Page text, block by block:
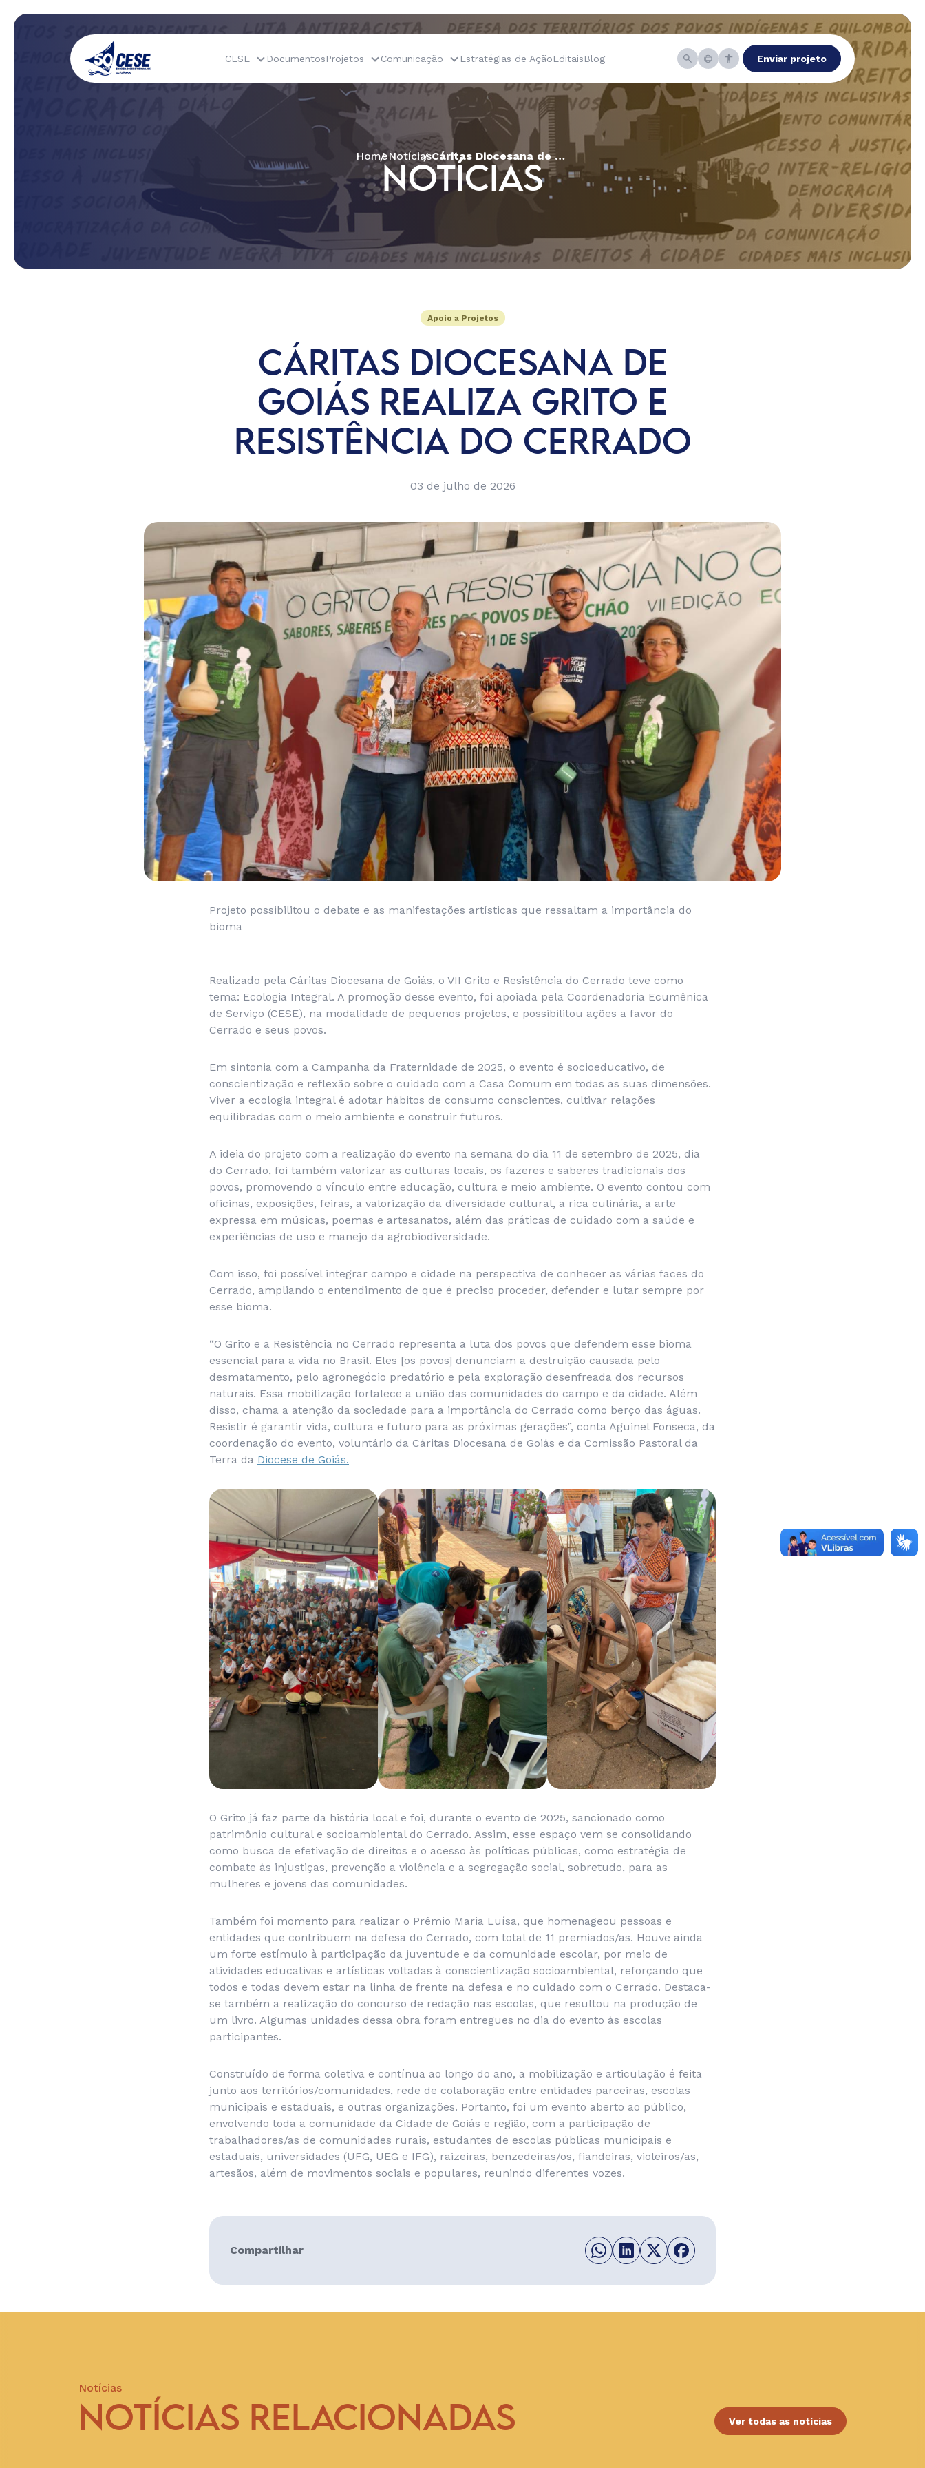
CESE DocumentosProjetos Comunicação Estratégias de AçãoEditaisBlog Enviar projeto
HomeNotícias Cáritas Diocesana de Goiás realiza Grito e Resistência do Cerrado
NOTÍCIAS
Apoio a Projetos
CÁRITAS DIOCESANA DE
GOIÁS REALIZA GRITO E
RESISTÊNCIA DO CERRADO
03 de julho de 2026
Projeto possibilitou o debate e as manifestações artísticas que ressaltam a importância do
bioma
Realizado pela Cáritas Diocesana de Goiás, o VII Grito e Resistência do Cerrado teve como
tema: Ecologia Integral. A promoção desse evento, foi apoiada pela Coordenadoria Ecumênica
de Serviço (CESE), na modalidade de pequenos projetos, e possibilitou ações a favor do
Cerrado e seus povos.
Em sintonia com a Campanha da Fraternidade de 2025, o evento é socioeducativo, de
conscientização e reflexão sobre o cuidado com a Casa Comum em todas as suas dimensões.
Viver a ecologia integral é adotar hábitos de consumo conscientes, cultivar relações
equilibradas com o meio ambiente e construir futuros.
A ideia do projeto com a realização do evento na semana do dia 11 de setembro de 2025, dia
do Cerrado, foi também valorizar as culturas locais, os fazeres e saberes tradicionais dos
povos, promovendo o vínculo entre educação, cultura e meio ambiente. O evento contou com
oficinas, exposições, feiras, a valorização da diversidade cultural, a rica culinária, a arte
expressa em músicas, poemas e artesanatos, além das práticas de cuidado com a saúde e
experiências de uso e manejo da agrobiodiversidade.
Com isso, foi possível integrar campo e cidade na perspectiva de conhecer as várias faces do
Cerrado, ampliando o entendimento de que é preciso proceder, defender e lutar sempre por
esse bioma.
“O Grito e a Resistência no Cerrado representa a luta dos povos que defendem esse bioma
essencial para a vida no Brasil. Eles [os povos] denunciam a destruição causada pelo
desmatamento, pelo agronegócio predatório e pela exploração desenfreada dos recursos
naturais. Essa mobilização fortalece a união das comunidades do campo e da cidade. Além
disso, chama a atenção da sociedade para a importância do Cerrado como berço das águas.
Resistir é garantir vida, cultura e futuro para as próximas gerações”, conta Aguinel Fonseca, da
coordenação do evento, voluntário da Cáritas Diocesana de Goiás e da Comissão Pastoral da
Terra da Diocese de Goiás.
O Grito já faz parte da história local e foi, durante o evento de 2025, sancionado como
patrimônio cultural e socioambiental do Cerrado. Assim, esse espaço vem se consolidando
como busca de efetivação de direitos e o acesso às políticas públicas, como estratégia de
combate às injustiças, prevenção a violência e a segregação social, sobretudo, para as
mulheres e jovens das comunidades.
Também foi momento para realizar o Prêmio Maria Luísa, que homenageou pessoas e
entidades que contribuem na defesa do Cerrado, com total de 11 premiados/as. Houve ainda
um forte estímulo à participação da juventude e da comunidade escolar, por meio de
atividades educativas e artísticas voltadas à conscientização socioambiental, reforçando que
todos e todas devem estar na linha de frente na defesa e no cuidado com o Cerrado. Destaca-
se também a realização do concurso de redação nas escolas, que resultou na produção de
um livro. Algumas unidades dessa obra foram entregues no dia do evento às escolas
participantes.
Construído de forma coletiva e contínua ao longo do ano, a mobilização e articulação é feita
junto aos territórios/comunidades, rede de colaboração entre entidades parceiras, escolas
municipais e estaduais, e outras organizações. Portanto, foi um evento aberto ao público,
envolvendo toda a comunidade da Cidade de Goiás e região, com a participação de
trabalhadores/as de comunidades rurais, estudantes de escolas públicas municipais e
estaduais, universidades (UFG, UEG e IFG), raizeiras, benzedeiras/os, fiandeiras, violeiros/as,
artesãos, além de movimentos sociais e populares, reunindo diferentes vozes.
Compartilhar
Notícias
NOTÍCIAS RELACIONADAS Ver todas as notícias